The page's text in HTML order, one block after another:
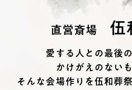
直営斎場 伍
愛する⼈との最後
かけがえのない
そんな会場作りを伍和葬